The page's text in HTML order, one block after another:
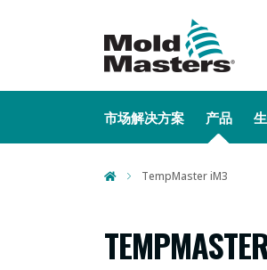
MAIN
市场解决方案 产品
TempMaster iM3